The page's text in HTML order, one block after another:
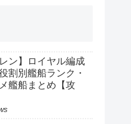
レン】ロイヤル編成
割別艦船ランク・
艦船まとめ【攻